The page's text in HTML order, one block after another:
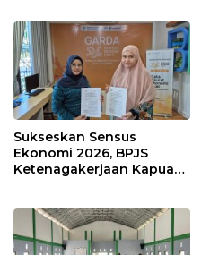
Sukseskan Sensus
Ekonomi 2026, BPJS
Ketenagakerjaan Kapuas